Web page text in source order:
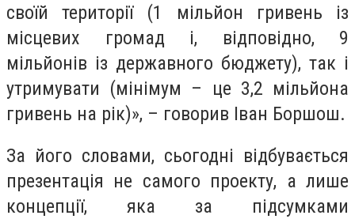
своїй території (1 мільйон гривень із
місцевих громад і, відповідно, 9
мільйонів із державного бюджету), так і
утримувати (мінімум – це 3,2 мільйона
гривень на рік)», – говорив Іван Боршош.
За його словами, сьогодні відбувається
презентація не самого проекту, а лише
концепції, яка за підсумками